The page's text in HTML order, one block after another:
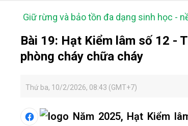
Giữ rừng và bảo tồn đa dạng sinh học -
Bài 19: Hạt Kiểm lâm số 12 -
phòng cháy chữa cháy
Thứ ba, 10/2/2026, 08:43 (GMT+7)
Năm 2025, Hạt Kiểm